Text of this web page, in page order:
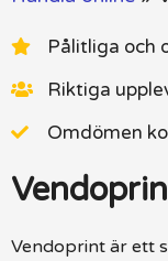
Pålitliga och
Riktiga
Omdömen
Vendoprint är ett